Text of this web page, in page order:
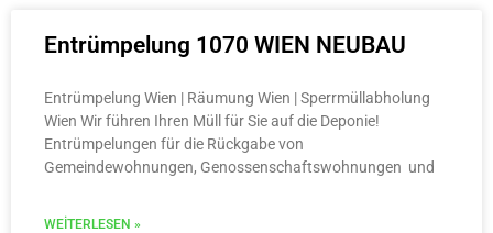
Entrümpelung 1070 WIEN NEUBAU
Entrümpelung Wien | Räumung Wien | Sperrmüllabholung
Wien Wir führen Ihren Müll für Sie auf die Deponie!
Entrümpelungen für die Rückgabe von
Gemeindewohnungen, Genossenschaftswohnungen und
WEITERLESEN »